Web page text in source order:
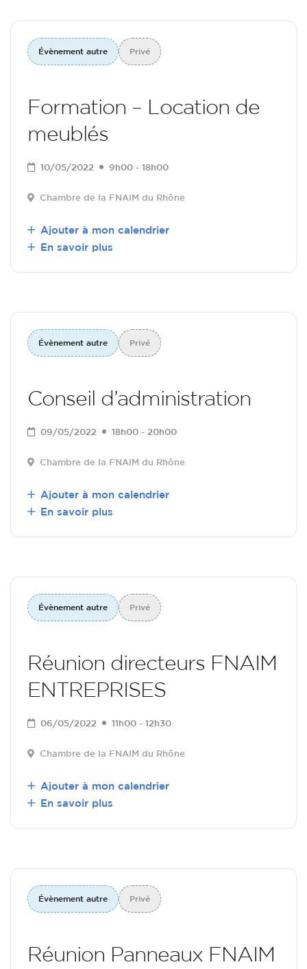
Évènement autre Privé
Formation – Location de
meublés
10/05/2022 9h00 - 18h00
Chambre de la FNAIM du Rhône
Ajouter à mon calendrier
En savoir plus
Évènement autre Privé
Conseil d’administration
09/05/2022 18h00 - 20h00
Chambre de la FNAIM du Rhône
Ajouter à mon calendrier
En savoir plus
Évènement autre Privé
Réunion directeurs FNAIM
ENTREPRISES
06/05/2022 11h00 - 12h30
Chambre de la FNAIM du Rhône
Ajouter à mon calendrier
En savoir plus
Évènement autre Privé
Réunion Panneaux FNAIM